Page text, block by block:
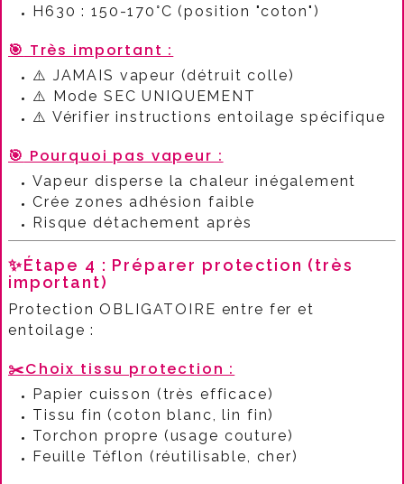
H630 : 150-170°C (position "coton")
🎯 Très important :​
⚠️ JAMAIS vapeur (détruit colle)
⚠️ Mode SEC UNIQUEMENT
⚠️ Vérifier instructions entoilage spécifique
🎯 Pourquoi pas vapeur :​
Vapeur disperse la chaleur inégalement
Crée zones adhésion faible
Risque détachement après
✨Étape 4 : Préparer protection (très
important)
Protection OBLIGATOIRE entre fer et
entoilage :​
✂️Choix tissu protection :​
Papier cuisson (très efficace)
Tissu fin (coton blanc, lin fin)
Torchon propre (usage couture)
Feuille Téflon (réutilisable, cher)